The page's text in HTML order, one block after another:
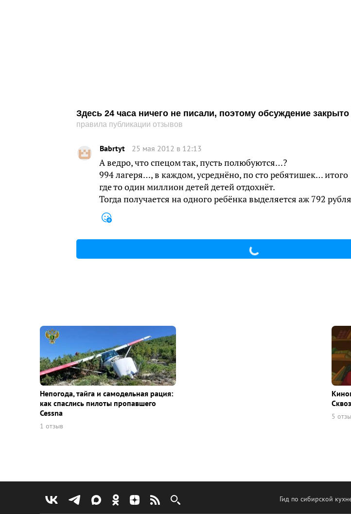
Здесь 24 часа ничего не писали, поэтому обсуждение закрыто
правила публикации отзывов
Babrtyt 25 мая 2012 в 12:13
А ведро, что спецом так, пусть полюбуются…?
994 лагеря…, в каждом, усреднёно, по сто ребятишек… итого
где то один миллион детей детей отдохнёт.
Тогда получается на одного ребёнка выделяется аж 792
Непогода, тайга и самодельная рация:
как спаслись пилоты пропавшего
Cessna
1 отзыв
5
Гид по сибирской